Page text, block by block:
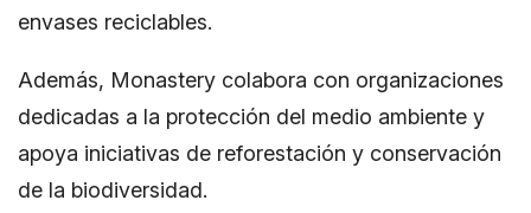
envases reciclables.
Además, Monastery colabora con organizaciones
dedicadas a la protección del medio ambiente y
apoya iniciativas de reforestación y conservación
de la biodiversidad.